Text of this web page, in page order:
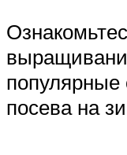
популярные
посева на